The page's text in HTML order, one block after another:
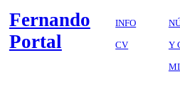
Fernando
Portal
INFO
CV Y